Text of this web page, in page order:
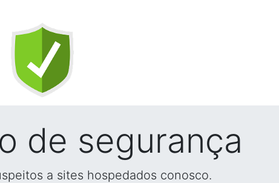
de segurança
a sites hospedados conosco.